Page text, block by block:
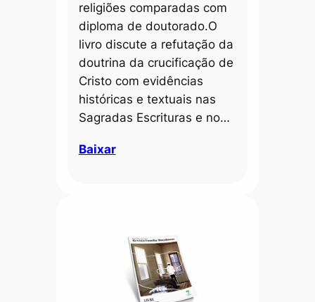
religiões comparadas com
diploma de doutorado.O
livro discute a refutação da
doutrina da crucificação de
Cristo com evidências
históricas e textuais nas
Sagradas Escrituras e no…
Baixar